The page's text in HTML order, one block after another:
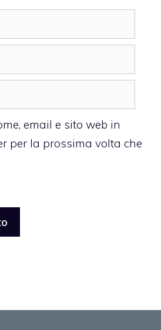
email e sito web in
per la prossima volta che